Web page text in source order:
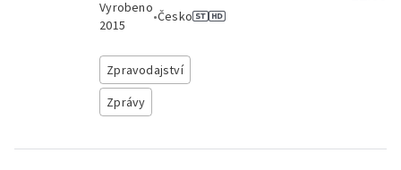
Vyrobeno
2015
•Česko
Zpravodajství
Zprávy